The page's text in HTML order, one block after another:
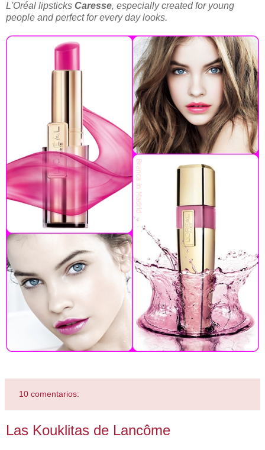
L'Oréal lipsticks Caresse, especially created for young
people and perfect for every day looks.
10 comentarios:
Las Kouklitas de Lancôme